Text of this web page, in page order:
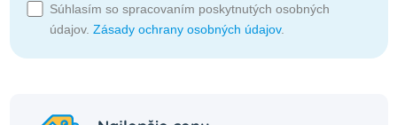
Súhlasím so spracovaním poskytnutých osobných
údajov. Zásady ochrany osobných údajov.